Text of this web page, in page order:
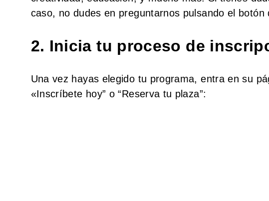
caso, no dudes en preguntarnos pulsando el botón
2. Inicia tu proceso de
Una vez hayas elegido tu programa, entra en su
«Inscríbete hoy” o “Reserva tu plaza”: